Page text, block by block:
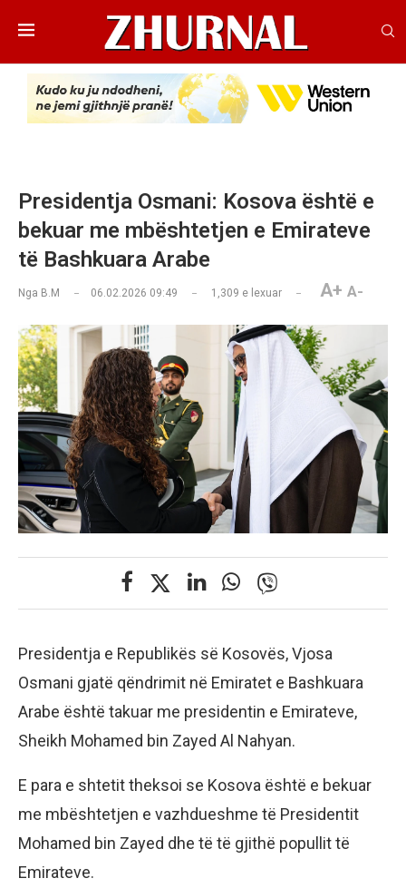
Presidentja Osmani: Kosova është e
bekuar me mbështetjen e Emirateve
të Bashkuara Arabe
Nga B.M 06.02.2026 09:49 1,309 e lexuar A+ A-
Presidentja e Republikës së Kosovës, Vjosa
Osmani gjatë qëndrimit në Emiratet e Bashkuara
Arabe është takuar me presidentin e Emirateve,
Sheikh Mohamed bin Zayed Al Nahyan.
E para e shtetit theksoi se Kosova është e bekuar
me mbështetjen e vazhdueshme të Presidentit
Mohamed bin Zayed dhe të të gjithë popullit të
Emirateve.